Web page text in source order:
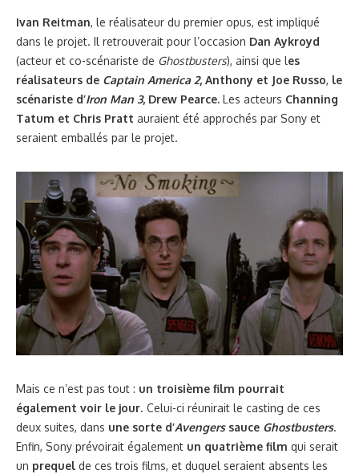
Ivan Reitman, le réalisateur du premier opus, est impliqué
dans le projet. Il retrouverait pour l’occasion Dan Aykroyd
(acteur et co-scénariste de Ghostbusters), ainsi que les
réalisateurs de Captain America 2, Anthony et Joe Russo, le
scénariste d’Iron Man 3, Drew Pearce. Les acteurs Channing
Tatum et Chris Pratt auraient été approchés par Sony et
seraient emballés par le projet.
Mais ce n’est pas tout : un troisième film pourrait
également voir le jour. Celui-ci réunirait le casting de ces
deux suites, dans une sorte d’Avengerssauce Ghostbusters.
Enfin, Sony prévoirait également un quatrième film qui serait
un prequel de ces trois films, et duquel seraient absents les